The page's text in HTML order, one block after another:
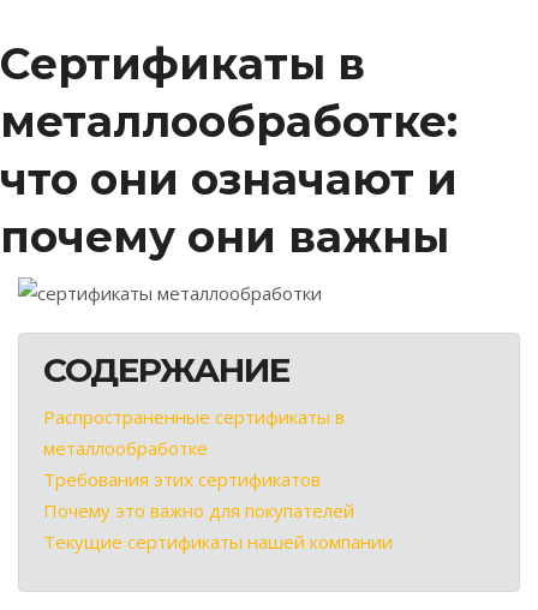
Сертификаты в
металлообработке:
что они означают и
почему они важны
СОДЕРЖАНИЕ
Распространенные сертификаты в
металлообработке
Требования этих сертификатов
Почему это важно для покупателей
Текущие сертификаты нашей компании